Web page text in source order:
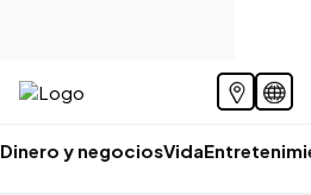
Dinero y negociosVida